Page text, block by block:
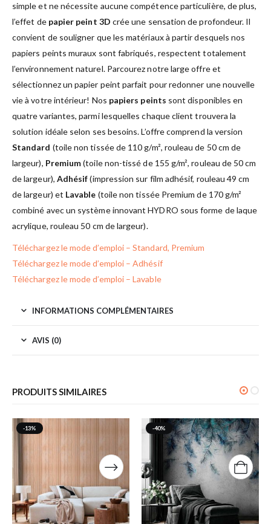
simple et ne nécessite aucune compétence particulière, de plus,
l’effet de papier peint 3D crée une sensation de profondeur. Il
convient de souligner que les matériaux à partir desquels nos
papiers peints muraux sont fabriqués, respectent totalement
l’environnement naturel. Parcourez notre large offre et
sélectionnez un papier peint parfait pour redonner une nouvelle
vie à votre intérieur! Nos papiers peints sont disponibles en
quatre variantes, parmi lesquelles chaque client trouvera la
solution idéale selon ses besoins. L’offre comprend la version
Standard (toile non tissée de 110 g/m², rouleau de 50 cm de
largeur), Premium(toile non-tissé de 155 g/m², rouleau de 50 cm
de largeur), Adhésif(impression sur film adhésif, rouleau 49 cm
de largeur) et Lavable (toile non tissée Premium de 170 g/m²
combiné avec un système innovant HYDRO sous forme de laque
acrylique, rouleau 50 cm de largeur).
Téléchargez le mode d’emploi – Standard, Premium
Téléchargez le mode d’emploi – Adhésif
Téléchargez le mode d’emploi – Lavable
INFORMATIONS COMPLÉMENTAIRES
AVIS (0)
PRODUITS SIMILAIRES
-13% -40%